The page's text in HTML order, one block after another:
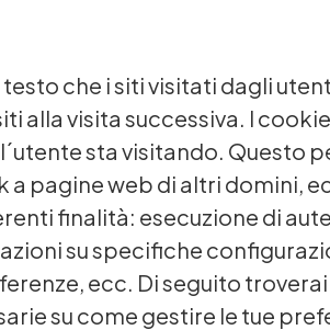
che i siti visitati dagli
alla visita successiva. I
sta visitando. Questo
pagine web di altri domini,
finalità: esecuzione di
su specifiche
ecc. Di seguito
su come gestire le tue